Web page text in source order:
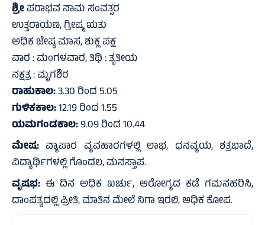
ಶ್ರೀಪರಾಭವ ನಾಮ ಸಂವತ್ಸರ
ಉತ್ತರಾಯಣ, ಗ್ರೀಷ್ಮ ಋತು
ಅಧಿಕ ಜೇಷ್ಠ ಮಾಸ, ಶುಕ್ಲ ಪಕ್ಷ
ವಾರ : ಮಂಗಳವಾರ, ತಿಥಿ : ತೃತೀಯ
ನಕ್ಷತ್ರ : ಮೃಗಶಿರ
ರಾಹುಕಾಲ:3.30 ರಿಂದ 5.05
ಗುಳಿಕಕಾಲ:12.19 ರಿಂದ 1.55
ಯಮಗಂಡಕಾಲ:9.09 ರಿಂದ 10.44
ಮೇಷ: ವ್ಯಾಪಾರ ವ್ಯವಹಾರಗಳಲ್ಲಿ ಲಾಭ, ಧನವ್ಯಯ, ಶತ್ರಭಾದೆ,
ವಿದ್ಯಾರ್ಥಿಗಳಲ್ಲಿ ಗೊಂದಲ, ಮನಸ್ತಾಪ.
ವೃಷಭ: ಈ ದಿನ ಅಧಿಕ ಖರ್ಚು, ಆರೋಗ್ಯದ ಕಡೆ ಗಮನಹರಿಸಿ,
ದಾಂಪತ್ಯದಲ್ಲಿ ಪ್ರೀತಿ, ಮಾತಿನ ಮೇಲೆ ನಿಗಾ ಇರಲಿ, ಅಧಿಕ ಕೋಪ.